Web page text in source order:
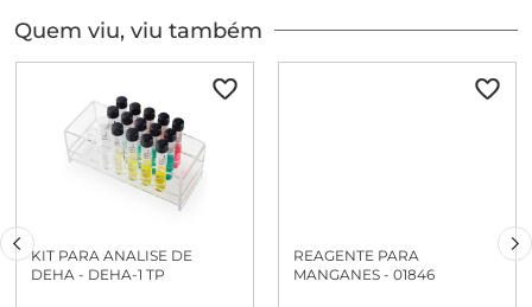
Quem viu, viu também
KIT PARA ANALISE DE
DEHA - DEHA-1 TP
REAGENTE PARA
MANGANES - 01846